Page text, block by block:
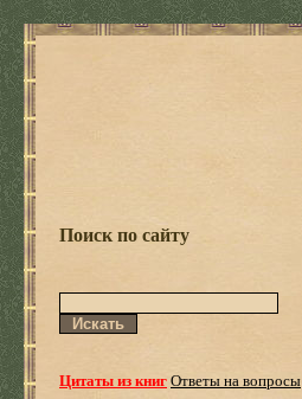
Поиск по сайту
Цитаты из книгОтветы на вопросы